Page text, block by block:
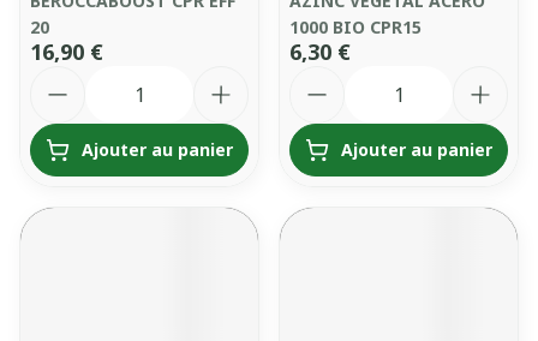
20
16,90 €
Ajouter au panier
1000 BIO CPR15
6,30 €
Ajouter au panier